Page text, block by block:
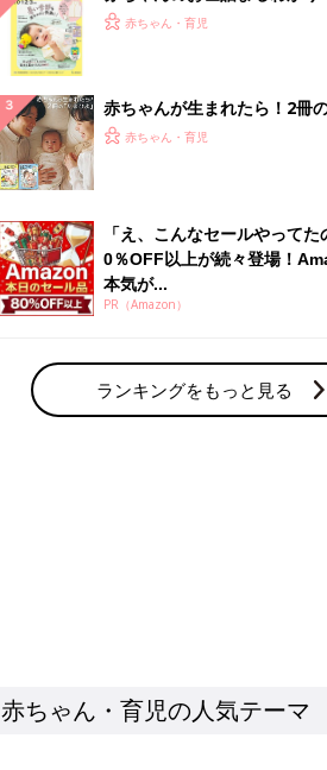
てのひよこクラブ 夏号』〈巻
赤ちゃん・育児
赤ちゃんが生まれたら！2冊
ひよ」
赤ちゃん・育児
「え、こんなセールやってた
0％OFF以上が続々登場！
本気が...
PR（Amazon）
ランキングをもっと見る
赤ちゃん・育児の人気テーマ